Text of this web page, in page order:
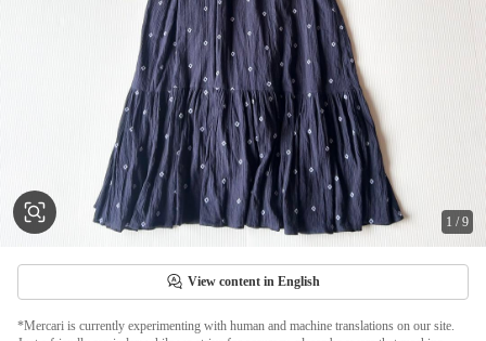
1 /9
View content in English
*Mercari is currently experimenting with human and machine translations on our site.